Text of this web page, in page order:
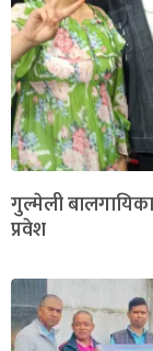
गुल्मेली
प्रवेश